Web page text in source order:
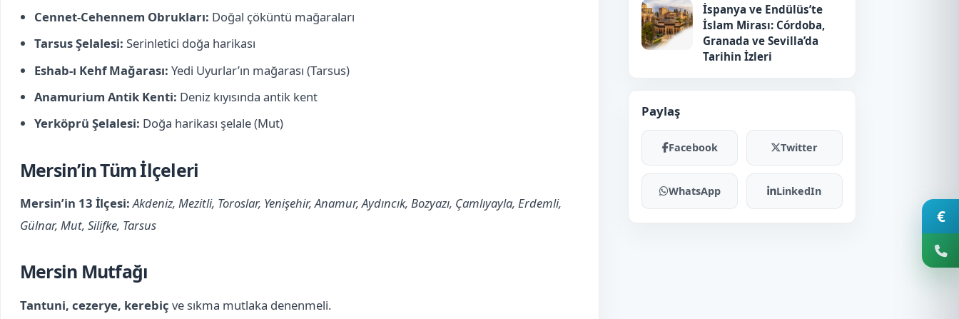
Cennet-Cehennem Obrukları: Doğal çöküntü mağaraları
Tarsus Şelalesi: Serinletici doğa harikası
Eshab-ı Kehf Mağarası: Yedi Uyurlar’ın mağarası (Tarsus)
Anamurium Antik Kenti: Deniz kıyısında antik kent
Yerköprü Şelalesi: Doğa harikası şelale (Mut)
Mersin’in Tüm İlçeleri
Mersin’in 13 İlçesi: Akdeniz, Mezitli, Toroslar, Yenişehir, Anamur, Aydıncık, Bozyazı, Çamlıyayla, Erdemli,
Gülnar, Mut, Silifke, Tarsus
Mersin Mutfağı
Tantuni, cezerye, kerebiç ve sıkma mutlaka denenmeli.
İspanya ve Endülüs’te
İslam Mirası: Córdoba,
Granada ve Sevilla’da
Tarihin İzleri
Paylaş
Facebook Twitter
WhatsApp LinkedIn
€